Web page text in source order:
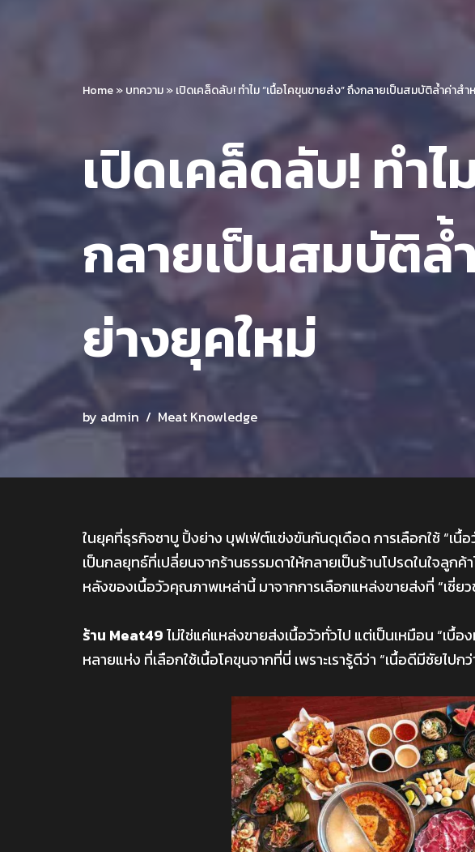
Home»บทความ»เปิดเคล็ดลับ! ทำไม “เนื้อโคขุนขายส่ง” ถึงกลายเป็นสมบัติล้ำค่าส
เปิดเคล็ดลับ! ทำไ
กลายเป็นสมบัติล้
ย่างยุคใหม่
by admin Meat Knowledge
ในยุคที่ธุรกิจชาบู ปิ้งย่าง บุฟเฟ่ต์แข่งขันกันดุเดือด การเลือกใช้ “เนื้อ
เป็นกลยุทธ์ที่เปลี่ยนจากร้านธรรมดาให้กลายเป็นร้านโปรดในใจลูกค้
หลังของเนื้อวัวคุณภาพเหล่านี้ มาจากการเลือกแหล่งขายส่งที่ “เชี่ยว
ร้าน Meat49ไม่ใช่แค่แหล่งขายส่งเนื้อวัวทั่วไป แต่เป็นเหมือน “เบื้
หลายแห่ง ที่เลือกใช้เนื้อโคขุนจากที่นี่ เพราะเรารู้ดีว่า “เนื้อดีมีชัยไปก